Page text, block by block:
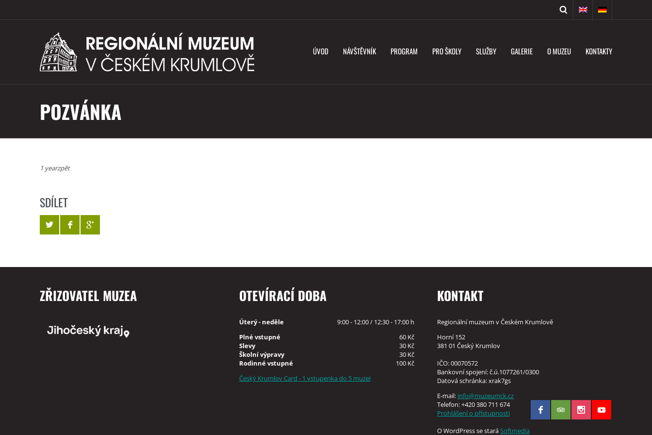
ÚVOD NÁVŠTĚVNÍK PROGRAM PRO ŠKOLY SLUŽBY GALERIE O MUZEU KONTAKTY
POZVÁNKA
1 yearzpět
SDÍLET
ZŘIZOVATEL MUZEA OTEVÍRACÍ DOBA
Úterý - neděle
9:00 - 12:00 / 12:30 - 17:00 h
Plné vstupné
60 Kč
Slevy
30 Kč
Školní výpravy
30 Kč
Rodinné vstupné
100 Kč
Český Krumlov Card - 1 vstupenka do 5 muzeí
KONTAKT
Regionální muzeum v Českém Krumlově
Horní 152
381 01 Český Krumlov
IČO: 00070572
Bankovní spojení: č.ú.1077261/0300
Datová schránka: xrak7gs
E-mail: info@muzeumck.cz
Telefon: +420 380 711 674
Prohlášení o přístupnosti
O WordPress se staráSoftmedia